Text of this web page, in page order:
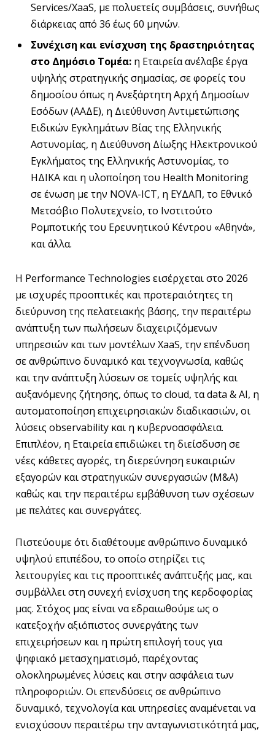
Services/XaaS, με πολυετείς συμβάσεις, συνήθως
διάρκειας από 36 έως 60 μηνών.
Συνέχιση και ενίσχυση της δραστηριότητας
στο Δημόσιο Τομέα: η Εταιρεία ανέλαβε έργα
υψηλής στρατηγικής σημασίας, σε φορείς του
δημοσίου όπως η Ανεξάρτητη Αρχή Δημοσίων
Εσόδων (ΑΑΔΕ), η Διεύθυνση Αντιμετώπισης
Ειδικών Εγκλημάτων Βίας της Ελληνικής
Αστυνομίας, η Διεύθυνση Δίωξης Ηλεκτρονικού
Εγκλήματος της Ελληνικής Αστυνομίας, το
ΗΔΙΚΑ και η υλοποίηση του Health Monitoring
σε ένωση με την NOVA-ICT, η ΕΥΔΑΠ, το Εθνικό
Μετσόβιο Πολυτεχνείο, το Ινστιτούτο
Ρομποτικής του Ερευνητικού Κέντρου «Αθηνά»,
και άλλα.
Η Performance Technologies εισέρχεται στο 2026
με ισχυρές προοπτικές και προτεραιότητες τη
διεύρυνση της πελατειακής βάσης, την περαιτέρω
ανάπτυξη των πωλήσεων διαχειριζόμενων
υπηρεσιών και των μοντέλων XaaS, την επένδυση
σε ανθρώπινο δυναμικό και τεχνογνωσία, καθώς
και την ανάπτυξη λύσεων σε τομείς υψηλής και
αυξανόμενης ζήτησης, όπως το cloud, τα data & AI, η
αυτοματοποίηση επιχειρησιακών διαδικασιών, οι
λύσεις observability και η κυβερνοασφάλεια.
Επιπλέον, η Εταιρεία επιδιώκει τη διείσδυση σε
νέες κάθετες αγορές, τη διερεύνηση ευκαιριών
εξαγορών και στρατηγικών συνεργασιών (M&A)
καθώς και την περαιτέρω εμβάθυνση των σχέσεων
με πελάτες και συνεργάτες.
Πιστεύουμε ότι διαθέτουμε ανθρώπινο δυναμικό
υψηλού επιπέδου, το οποίο στηρίζει τις
λειτουργίες και τις προοπτικές ανάπτυξής μας, και
συμβάλλει στη συνεχή ενίσχυση της κερδοφορίας
μας. Στόχος μας είναι να εδραιωθούμε ως ο
κατεξοχήν αξιόπιστος συνεργάτης των
επιχειρήσεων και η πρώτη επιλογή τους για
ψηφιακό μετασχηματισμό, παρέχοντας
ολοκληρωμένες λύσεις και στην ασφάλεια των
πληροφοριών. Οι επενδύσεις σε ανθρώπινο
δυναμικό, τεχνολογία και υπηρεσίες αναμένεται να
ενισχύσουν περαιτέρω την ανταγωνιστικότητά μας,